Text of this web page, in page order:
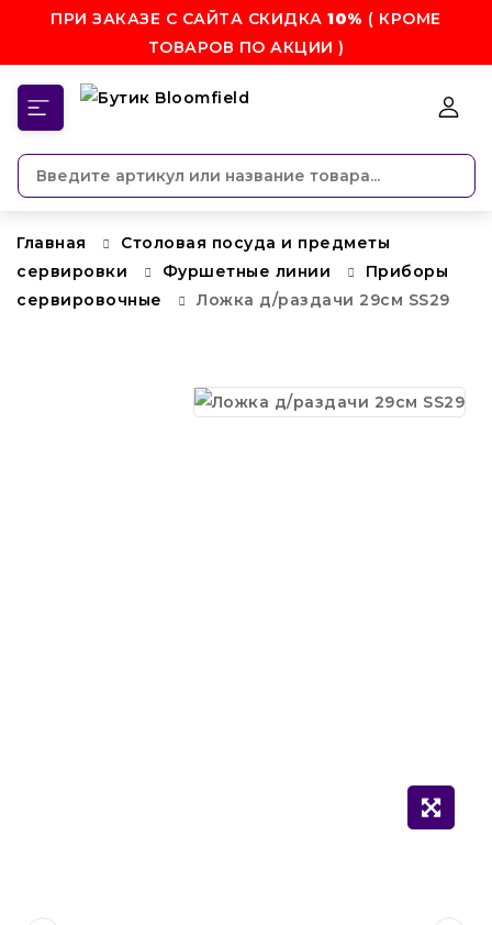
ПРИ ЗАКАЗЕ С САЙТА СКИДКА10% ( КРОМЕ
ТОВАРОВ ПО АКЦИИ )
Главная
Столовая посуда и предметы
сервировки
Фуршетные линии
Приборы
сервировочные
Ложка д/раздачи 29см SS29